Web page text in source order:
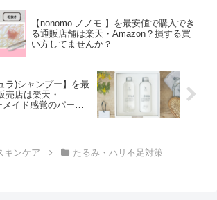
話。このセルキュア4Tプラスの口コミや
SNSでの評判をまとめて本当の効果をチ
ェック!上手な使い方や実際に試して体感
してから最安値で購入できる取扱い店舗
【nonomo-ノノモ-】を最安値で購入でき
る通販店舗は楽天・Amazon？損する買
い方してませんか？
ラ)シャンプー】を最
売店は楽天・
イド感覚のパーソ
キンケア たるみ・ハリ不足対策